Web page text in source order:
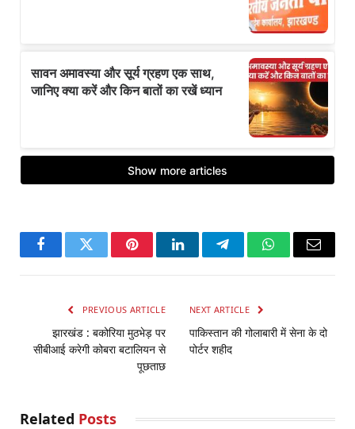
FacebookTwitter PinterestLinkedInTelegramWhatsApp
Email
PREVIOUS ARTICLE
झारखंड : बकोरिया मुठभेड़ पर
सीबीआई करेगी कोबरा बटालियन से
पूछताछ
NEXT ARTICLE
पाकिस्तान की गोलाबारी में सेना के दो
पोर्टर शहीद
Related Posts